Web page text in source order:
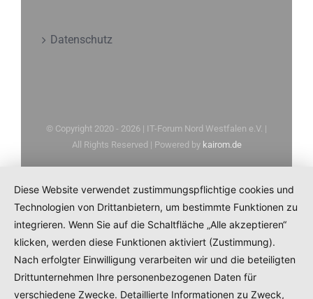
Datenschutz
© Copyright 2020 - 2026 | IT-Forum Nord Westfalen e.V. |
All Rights Reserved | Powered by kairom.de
Diese Website verwendet zustimmungspflichtige cookies und
Technologien von Drittanbietern, um bestimmte Funktionen zu
integrieren. Wenn Sie auf die Schaltfläche „Alle akzeptieren“
klicken, werden diese Funktionen aktiviert (Zustimmung).
Nach erfolgter Einwilligung verarbeiten wir und die beteiligten
Drittunternehmen Ihre personenbezogenen Daten für
verschiedene Zwecke. Detaillierte Informationen zu Zweck,